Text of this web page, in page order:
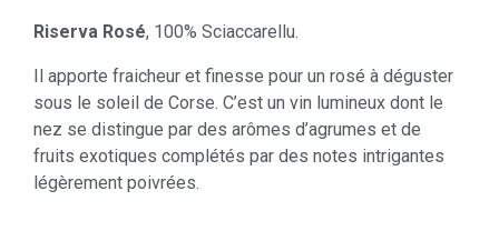
Riserva Rosé, 100% Sciaccarellu.
Il apporte fraicheur et finesse pour un rosé à déguster
sous le soleil de Corse. C’est un vin lumineux dont le
nez se distingue par des arômes d’agrumes et de
fruits exotiques complétés par des notes intrigantes
légèrement poivrées.